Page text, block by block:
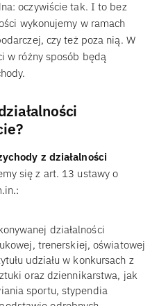
oczywiście tak. I to bez
wykonujemy w ramach
czy też poza nią. W
w różny sposób będą
z działalności
się z art. 13 ustawy o
działalności
trenerskiej, oświatowej
udziału w konkursach z
oraz dziennikarstwa, jak
sportu, stypendia